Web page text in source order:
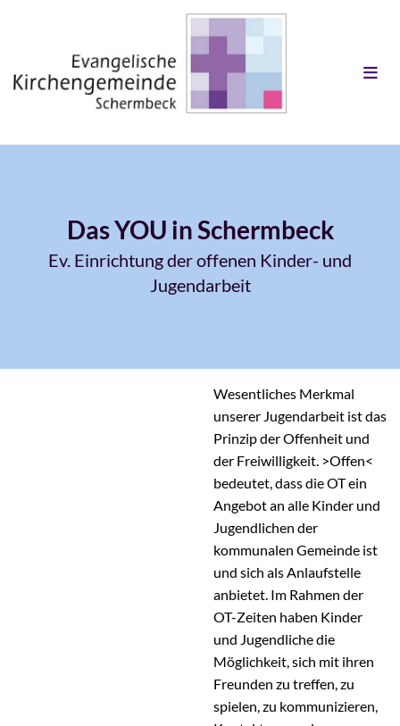
Das YOU in Schermbeck
Ev. Einrichtung der offenen Kinder- und
Jugendarbeit
Wesentliches Merkmal
unserer Jugendarbeit ist das
Prinzip der Offenheit und
der Freiwilligkeit. >Offen<
bedeutet, dass die OT ein
Angebot an alle Kinder und
Jugendlichen der
kommunalen Gemeinde ist
und sich als Anlaufstelle
anbietet. Im Rahmen der
OT-Zeiten haben Kinder
und Jugendliche die
Möglichkeit, sich mit ihren
Freunden zu treffen, zu
spielen, zu kommunizieren,